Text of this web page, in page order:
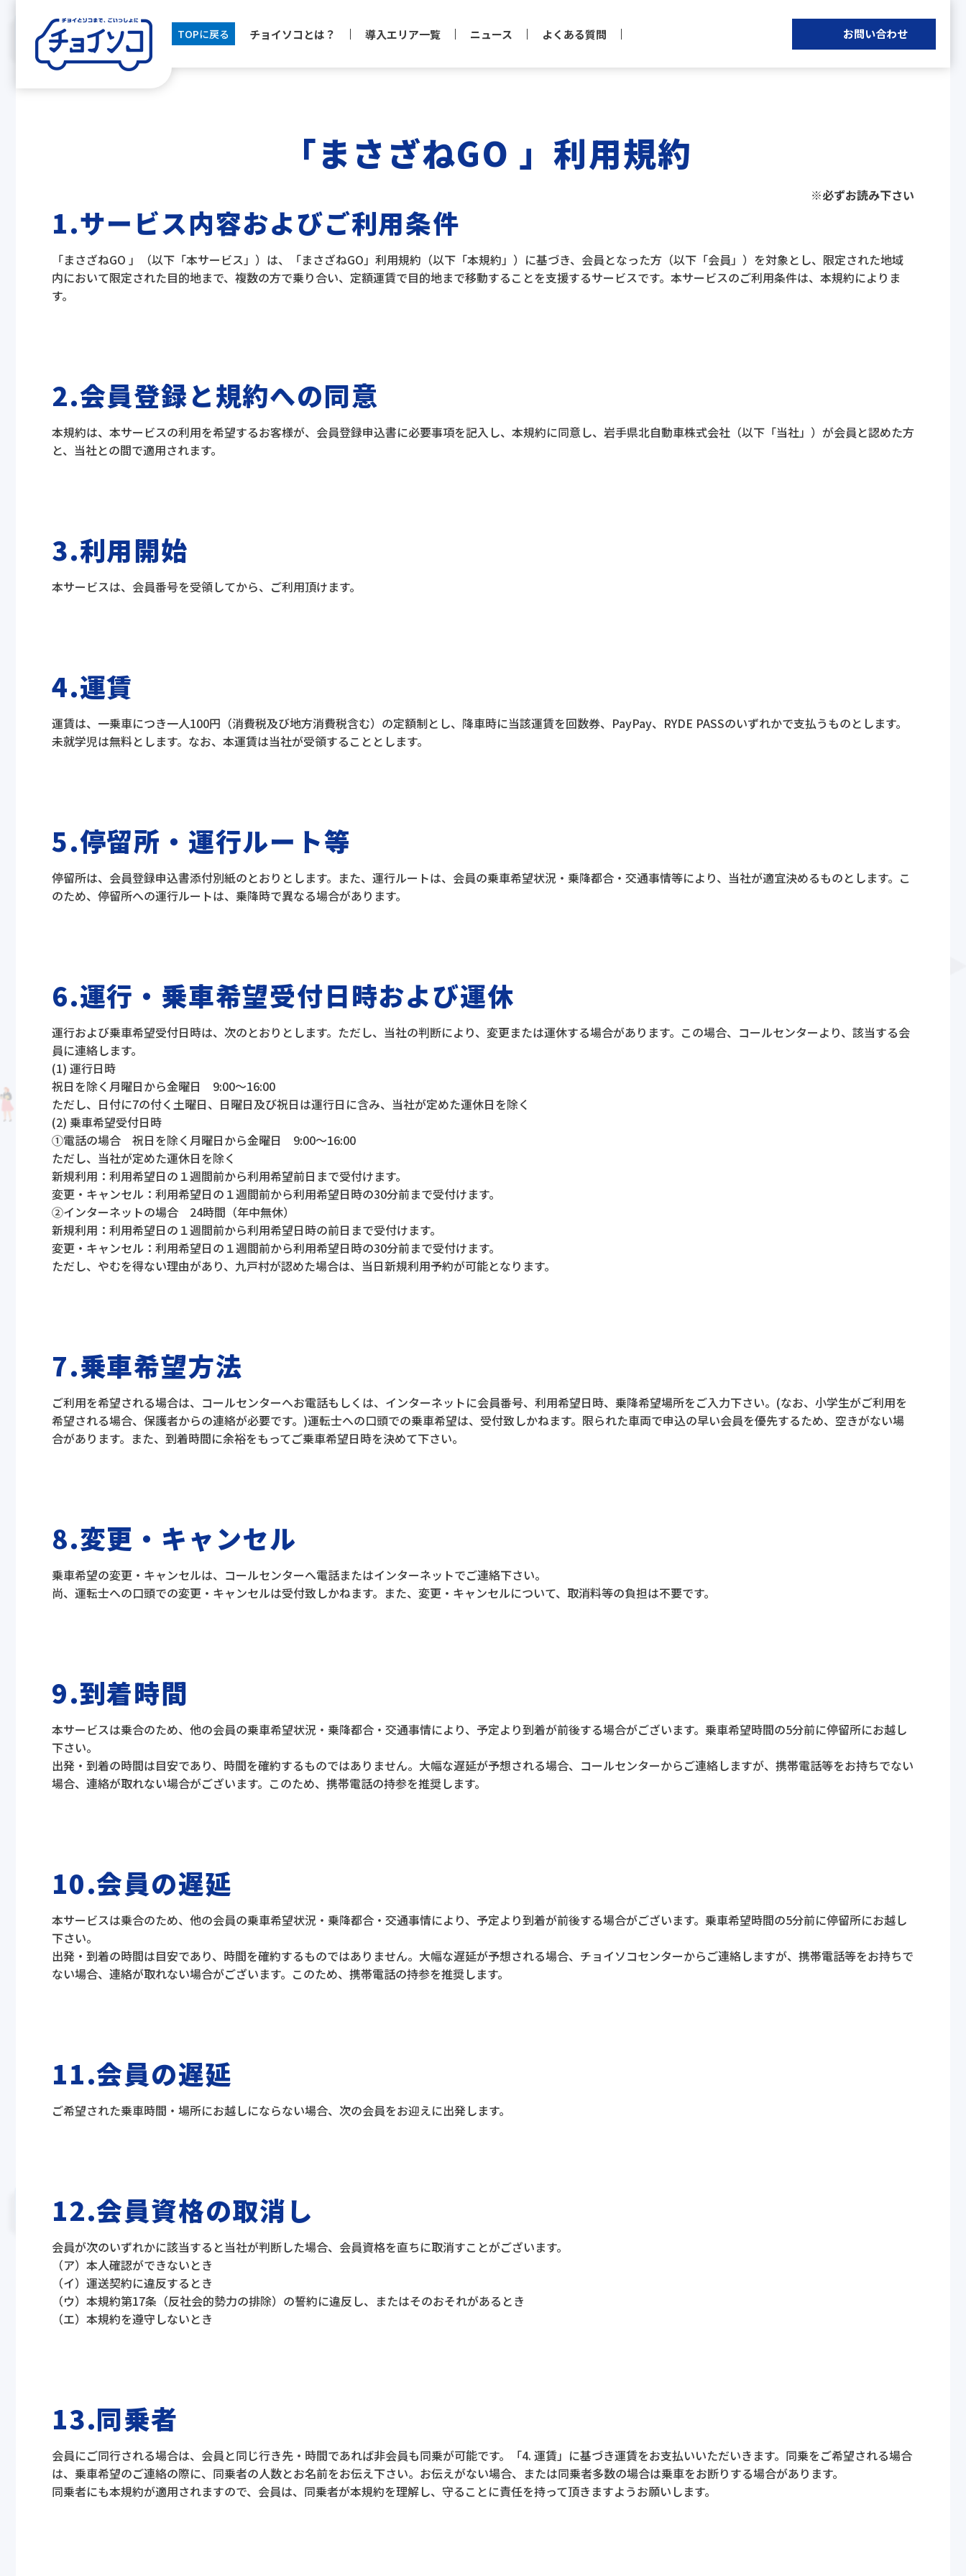
TOPに戻る チョイソコとは？ 導入エリア一覧 ニュース よくある質問 お問い合わせ
「まさざねGO 」利用規約
※必ずお読み下さい
1.サービス内容およびご利用条件
「まさざねGO 」（以下「本サービス」）は、「まさざねGO」利用規約（以下「本規約」）に基づき、会員となった方（以下「会員」）を対象とし、限定された地域
内において限定された目的地まで、複数の方で乗り合い、定額運賃で目的地まで移動することを支援するサービスです。本サービスのご利用条件は、本規約によりま
す。
2.会員登録と規約への同意
本規約は、本サービスの利用を希望するお客様が、会員登録申込書に必要事項を記入し、本規約に同意し、岩手県北自動車株式会社（以下「当社」）が会員と認めた方
と、当社との間で適用されます。
3.利用開始
本サービスは、会員番号を受領してから、ご利用頂けます。
4.運賃
運賃は、一乗車につき一人100円（消費税及び地方消費税含む）の定額制とし、降車時に当該運賃を回数券、PayPay、RYDE PASSのいずれかで支払うものとします。
未就学児は無料とします。なお、本運賃は当社が受領することとします。
5.停留所・運行ルート等
停留所は、会員登録申込書添付別紙のとおりとします。また、運行ルートは、会員の乗車希望状況・乗降都合・交通事情等により、当社が適宜決めるものとします。こ
のため、停留所への運行ルートは、乗降時で異なる場合があります。
6.運行・乗車希望受付日時および運休
運行および乗車希望受付日時は、次のとおりとします。ただし、当社の判断により、変更または運休する場合があります。この場合、コールセンターより、該当する会
員に連絡します。
(1) 運行日時
祝日を除く月曜日から金曜日 9:00～16:00
ただし、日付に7の付く土曜日、日曜日及び祝日は運行日に含み、当社が定めた運休日を除く
(2) 乗車希望受付日時
①電話の場合 祝日を除く月曜日から金曜日 9:00～16:00
ただし、当社が定めた運休日を除く
新規利用：利用希望日の１週間前から利用希望前日まで受付けます。
変更・キャンセル：利用希望日の１週間前から利用希望日時の30分前まで受付けます。
②インターネットの場合 24時間（年中無休）
新規利用：利用希望日の１週間前から利用希望日時の前日まで受付けます。
変更・キャンセル：利用希望日の１週間前から利用希望日時の30分前まで受付けます。
ただし、やむを得ない理由があり、九戸村が認めた場合は、当日新規利用予約が可能となります。
7.乗車希望方法
ご利用を希望される場合は、コールセンターへお電話もしくは、インターネットに会員番号、利用希望日時、乗降希望場所をご入力下さい。(なお、小学生がご利用を
希望される場合、保護者からの連絡が必要です。)運転士への口頭での乗車希望は、受付致しかねます。限られた車両で申込の早い会員を優先するため、空きがない場
合があります。また、到着時間に余裕をもってご乗車希望日時を決めて下さい。
8.変更・キャンセル
乗車希望の変更・キャンセルは、コールセンターへ電話またはインターネットでご連絡下さい。
尚、運転士への口頭での変更・キャンセルは受付致しかねます。また、変更・キャンセルについて、取消料等の負担は不要です。
9.到着時間
本サービスは乗合のため、他の会員の乗車希望状況・乗降都合・交通事情により、予定より到着が前後する場合がございます。乗車希望時間の5分前に停留所にお越し
下さい。
出発・到着の時間は目安であり、時間を確約するものではありません。大幅な遅延が予想される場合、コールセンターからご連絡しますが、携帯電話等をお持ちでない
場合、連絡が取れない場合がございます。このため、携帯電話の持参を推奨します。
10.会員の遅延
本サービスは乗合のため、他の会員の乗車希望状況・乗降都合・交通事情により、予定より到着が前後する場合がございます。乗車希望時間の5分前に停留所にお越し
下さい。
出発・到着の時間は目安であり、時間を確約するものではありません。大幅な遅延が予想される場合、チョイソコセンターからご連絡しますが、携帯電話等をお持ちで
ない場合、連絡が取れない場合がございます。このため、携帯電話の持参を推奨します。
11.会員の遅延
ご希望された乗車時間・場所にお越しにならない場合、次の会員をお迎えに出発します。
12.会員資格の取消し
会員が次のいずれかに該当すると当社が判断した場合、会員資格を直ちに取消すことがございます。
（ア）本人確認ができないとき
（イ）運送契約に違反するとき
（ウ）本規約第17条（反社会的勢力の排除）の誓約に違反し、またはそのおそれがあるとき
（エ）本規約を遵守しないとき
13.同乗者
会員にご同行される場合は、会員と同じ行き先・時間であれば非会員も同乗が可能です。「4. 運賃」に基づき運賃をお支払いいただいきます。同乗をご希望される場合
は、乗車希望のご連絡の際に、同乗者の人数とお名前をお伝え下さい。お伝えがない場合、または同乗者多数の場合は乗車をお断りする場合があります。
同乗者にも本規約が適用されますので、会員は、同乗者が本規約を理解し、守ることに責任を持って頂きますようお願いします。